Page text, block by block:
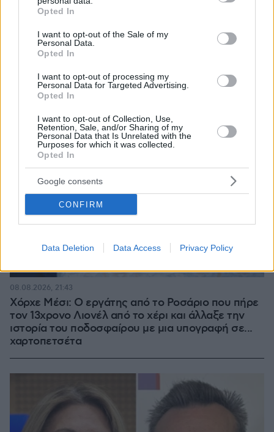
grant or deny consent to Google and its third-party tags to
use your data for below specified purposes in below Google
consent section.
Opted In
I want to opt-out of the Sale of my
Personal Data.
Opted In
I want to opt-out of processing my
Personal Data for Targeted Advertising.
Opted In
I want to opt-out of Collection, Use,
Retention, Sale, and/or Sharing of my
Personal Data that Is Unrelated with the
Purposes for which it was collected.
Opted In
Google consents
CONFIRM
Data Deletion Data Access Privacy Policy
Χόρχε Μέσι: Ο εργάτης από το Ροσάριο που πήρε
τον 13χρονο Λιονέλ από το χέρι και άλλαξε την
ιστορία του ποδοσφαίρου με μια υπογραφή σε...
χαρτοπετσέτα
08.08.2026, 21:43